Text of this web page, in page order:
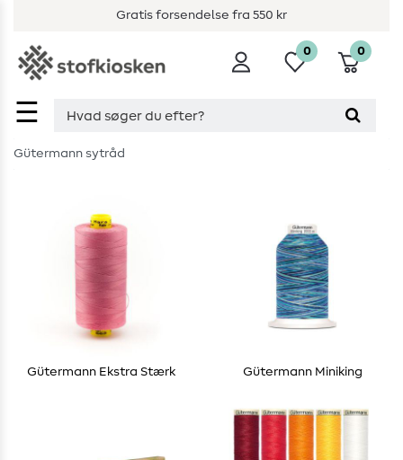
Gratis forsendelse fra 550 kr
☰
0 0
Gütermann sytråd
Gütermann Ekstra Stærk Gütermann Miniking